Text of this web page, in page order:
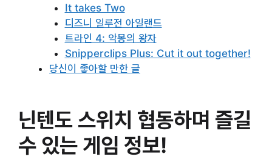
It takes Two
디즈니 일루전 아일랜드
트라인 4: 악몽의 왕자
Snipperclips Plus: Cut it out together!
당신이 좋아할 만한 글
닌텐도 스위치 협동하며 즐길
수 있는 게임 정보!